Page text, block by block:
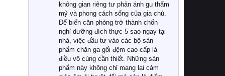
không gian riêng tư phản ánh gu thẩm
mỹ và phong cách sống của gia chủ.
Để biến căn phòng trở thành chốn
nghỉ dưỡng đích thực 5 sao ngay tại
nhà, việc đầu tư vào các bộ sản
phẩm chăn ga gối đệm cao cấp là
điều vô cùng cần thiết. Những sản
phẩm này không chỉ mang lại cảm